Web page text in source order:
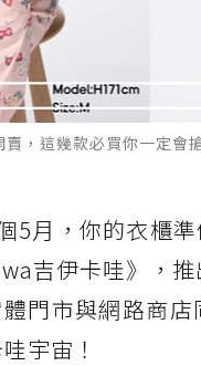
，這幾款必買你一定會
5月，你的衣櫃
吉伊卡哇》，
門市與網路商店
宇宙！